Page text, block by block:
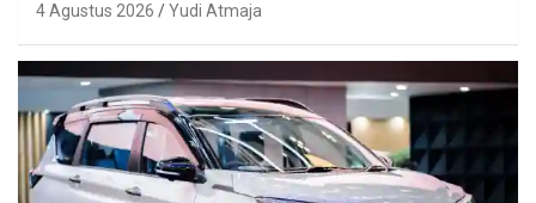
4 Agustus 2026 Yudi Atmaja